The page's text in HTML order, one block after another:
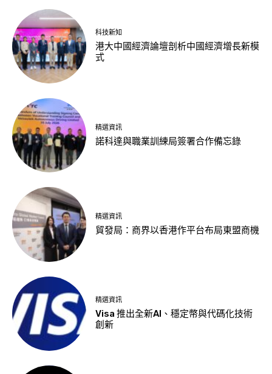
科技新知
港大中國經濟論壇剖析中國經濟增長新模
式
精選資訊
諾科達與職業訓練局簽署合作備忘錄
精選資訊
貿發局：商界以香港作平台布局東盟商機
精選資訊
Visa 推出全新AI、穩定幣與代碼化技術
創新